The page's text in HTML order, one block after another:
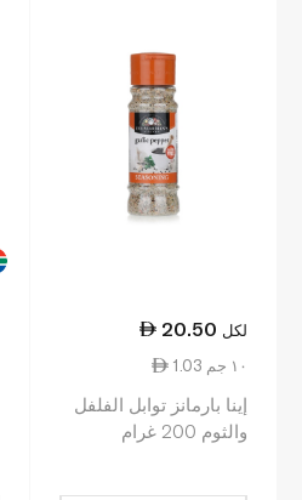
20.50 لكل
1.03 ١٠ جم
إينا بارمانز توابل الفلفل
والثوم 200 غرام